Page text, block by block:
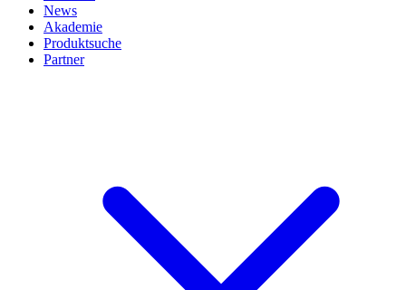
News
Akademie
Produktsuche
Partner